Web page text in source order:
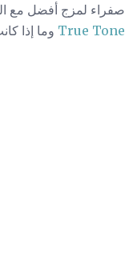
صفراء لمزج أفضل مع
True Tone وما إذا